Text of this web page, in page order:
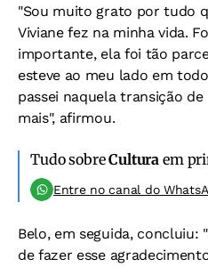
"Sou muito grato por tudo
Viviane fez na minha vida.
importante, ela foi tão
esteve ao meu lado em
passei naquela transição
mais", afirmou.
Tudo sobreCultura em
Entre no canal do
Belo, em seguida,
de fazer esse